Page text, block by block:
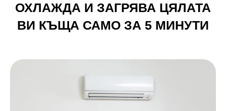
ОХЛАЖДА И ЗАГРЯВА ЦЯЛАТА
ВИ КЪЩА САМО ЗА 5 МИНУТИ